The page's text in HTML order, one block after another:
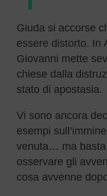
Giuda si accorse
essere distorto. In
Giovanni mette
chiese dalla
stato di apostasia.
Vi sono ancora
esempi
venuta… ma basta
osservare gli
cosa avvenne